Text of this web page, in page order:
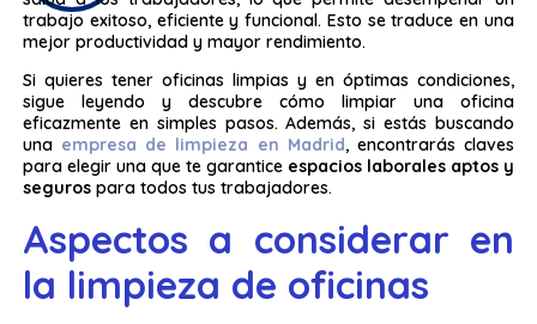
trabajo exitoso, eficiente y funcional. Esto se traduce en una
mejor productividad y mayor rendimiento.
Si quieres tener oficinas limpias y en óptimas condiciones,
sigue leyendo y descubre cómo limpiar una oficina
eficazmente en simples pasos. Además, si estás buscando
una empresa de limpieza en Madrid, encontrarás claves
para elegir una que te garantice espacios laborales aptos y
segurospara todos tus trabajadores.
Aspectos a considerar en
la limpieza de oficinas